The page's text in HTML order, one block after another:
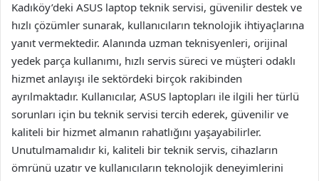
Kadıköy’deki ASUS laptop teknik servisi, güvenilir destek ve
hızlı çözümler sunarak, kullanıcıların teknolojik ihtiyaçlarına
yanıt vermektedir. Alanında uzman teknisyenleri, orijinal
yedek parça kullanımı, hızlı servis süreci ve müşteri odaklı
hizmet anlayışı ile sektördeki birçok rakibinden
ayrılmaktadır. Kullanıcılar, ASUS laptopları ile ilgili her türlü
sorunları için bu teknik servisi tercih ederek, güvenilir ve
kaliteli bir hizmet almanın rahatlığını yaşayabilirler.
Unutulmamalıdır ki, kaliteli bir teknik servis, cihazların
ömrünü uzatır ve kullanıcıların teknolojik deneyimlerini